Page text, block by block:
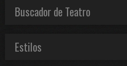
Buscador de Teatro
Estilos